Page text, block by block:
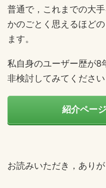
普通で，これまでの大
かのごとく思えるほど
ます。
私自身のユーザー歴が8
非検討してみてくださ
紹介ペー
お読みいただき，ありが